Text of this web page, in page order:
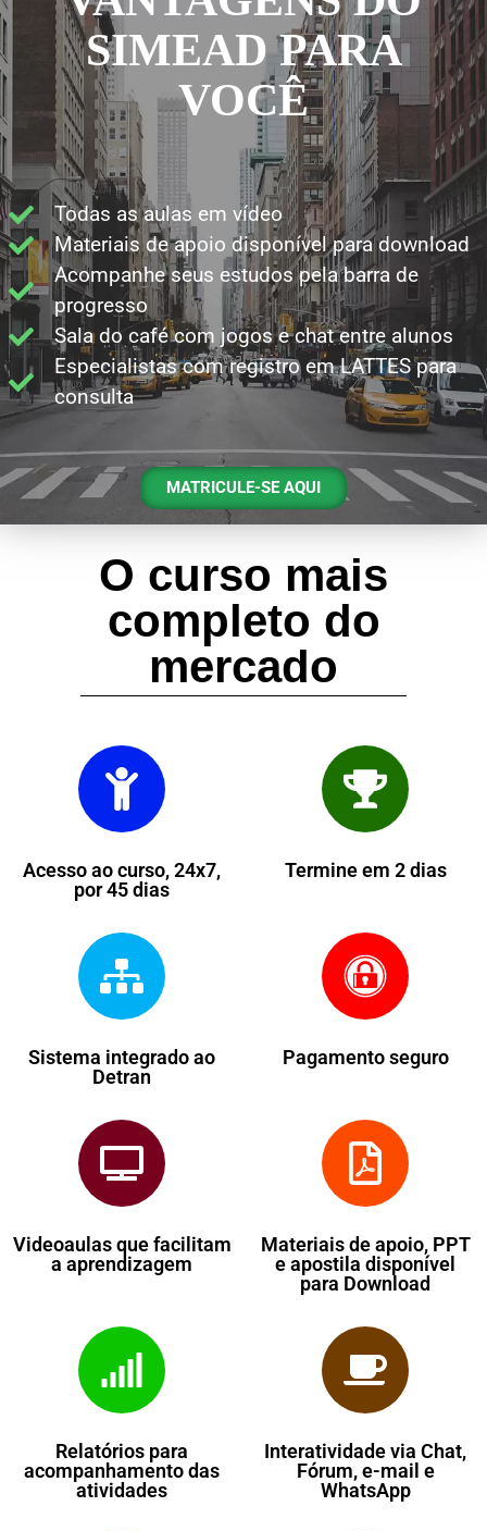
SIMEAD PARA
VOCÊ
Todas as aulas em vídeo
Materiais de apoio disponível para download
Acompanhe seus estudos pela barra de
progresso
Sala do café com jogos e chat entre alunos
Especialistas com registro em LATTES para
consulta
MATRICULE-SE AQUI
O curso mais
completo do
mercado
Acesso ao curso, 24x7,
por 45 dias
Termine em 2 dias
Sistema integrado ao
Detran
Pagamento seguro
Videoaulas que facilitam
a aprendizagem
Materiais de apoio, PPT
e apostila disponível
para Download
Relatórios para
acompanhamento das
atividades
Interatividade via Chat,
Fórum, e-mail e
WhatsApp